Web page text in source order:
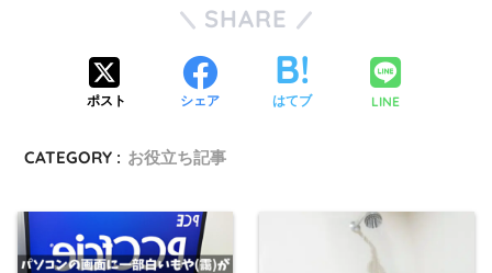
SHARE
ポスト シェア はてブ LINE
CATEGORY : お役立ち記事